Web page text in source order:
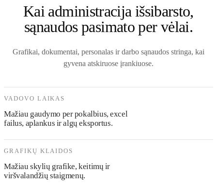
Kai administracija išsibarsto,
sąnaudos pasimato per vėlai.
Grafikai, dokumentai, personalas ir darbo sąnaudos stringa, kai
gyvena atskiruose įrankiuose.
VADOVO LAIKAS
Mažiau gaudymo per pokalbius, excel
failus, aplankus ir algų eksportus.
GRAFIKŲ KLAIDOS
Mažiau skylių grafike, keitimų ir
viršvalandžių staigmenų.